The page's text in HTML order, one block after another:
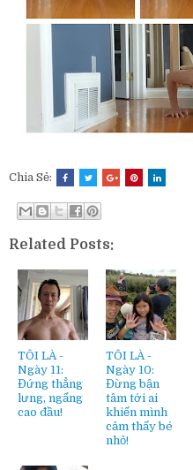
Chia Sẻ:
Related Posts:
TÔI LÀ -
Ngày 11:
Đứng thẳng
lưng, ngẩng
cao đầu!
TÔI LÀ -
Ngày 10:
Đừng bận
tâm tới ai
khiến mình
cảm thấy bé
nhỏ!